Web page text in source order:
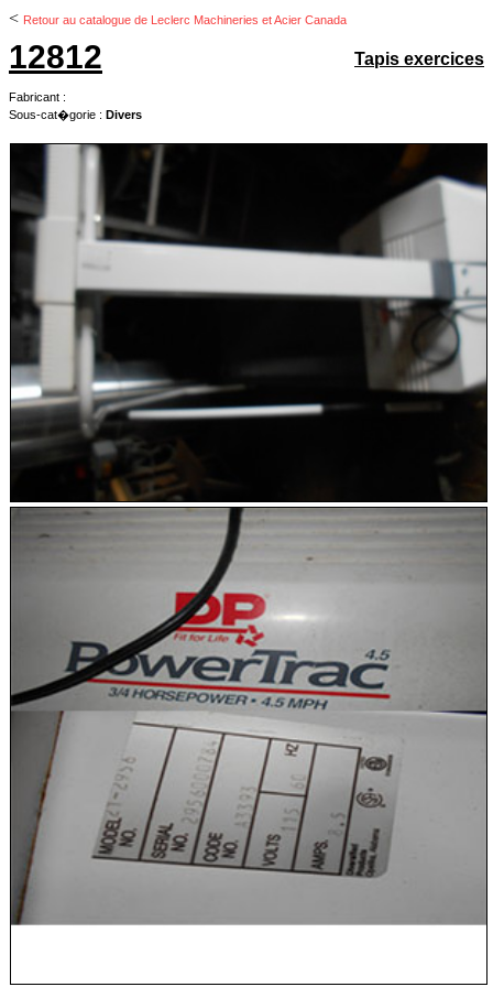
< Retour au catalogue de Leclerc Machineries et Acier Canada
12812
Fabricant :
Sous-cat�gorie : Divers
Tapis exercices